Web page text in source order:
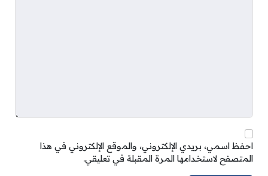
احفظ اسمي، بريدي الإلكتروني، والموقع الإلكتروني في هذا
المتصفح لاستخدامها المرة المقبلة في تعليقي.